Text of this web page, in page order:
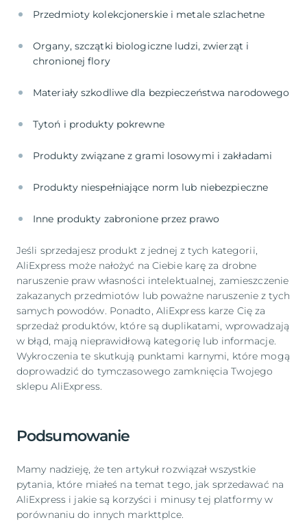
Organy, szczątki biologiczne ludzi, zwierząt i
chronionej flory
Tytoń i produkty pokrewne
Jeśli sprzedajesz produkt z jednej z tych kategorii,
AliExpress może nałożyć na Ciebie karę za drobne
naruszenie praw własności intelektualnej, zamieszczenie
zakazanych przedmiotów lub poważne naruszenie z tych
samych powodów. Ponadto, AliExpress karze Cię za
sprzedaż produktów, które są duplikatami, wprowadzają
w błąd, mają nieprawidłową kategorię lub informacje.
Wykroczenia te skutkują punktami karnymi, które mogą
doprowadzić do tymczasowego zamknięcia Twojego
sklepu AliExpress.
Podsumowanie
Mamy nadzieję, że ten artykuł rozwiązał wszystkie
pytania, które miałeś na temat tego, jak sprzedawać na
AliExpress i jakie są korzyści i minusy tej platformy w
porównaniu do innych markttplce.